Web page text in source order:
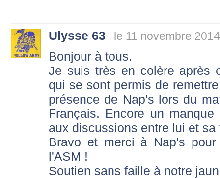
Ulysse 63 le 11 novembre
Bonjour à tous.
Je suis très en colère après
qui se sont permis de
présence de Nap's lors du
Français. Encore un
aux discussions entre lui et sa
Bravo et merci à Nap's
l'ASM !
Soutien sans faille à notre